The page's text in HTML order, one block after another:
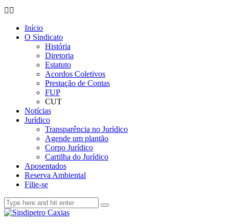
Início
O Sindicato
História
Diretoria
Estatuto
Acordos Coletivos
Prestação de Contas
FUP
CUT
Notícias
Jurídico
Transparência no Jurídico
Agende um plantão
Corpo Jurídico
Cartilha do Jurídico
Aposentados
Reserva Ambiental
Filie-se